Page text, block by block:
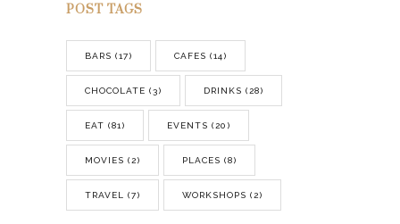
POST TAGS
BARS (17) CAFES (14)
CHOCOLATE (3) DRINKS (28)
EAT (81) EVENTS (20)
MOVIES (2) PLACES (8)
TRAVEL (7) WORKSHOPS (2)